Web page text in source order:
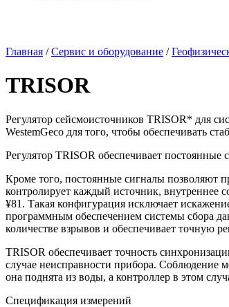
Главная /Сервис и оборудование /
TRISOR
Регулятор сейсмоисточников TRISOR* для
WestemGeco для того, чтобы обеспечивать
Регулятор TRISOR обеспечивает
Кроме того, постоянные сигналы позволяют
контролирует каждый источник, внутреннее
¥81. Такая конфигурация исключает
программным обеспечением системы сбора
количестве взрывов и обеспечивает точную
TRISOR обеспечивает точность
случае неисправности прибора. Соблюдение
она поднята из воды, а контроллер в этом
Спецификация измерений